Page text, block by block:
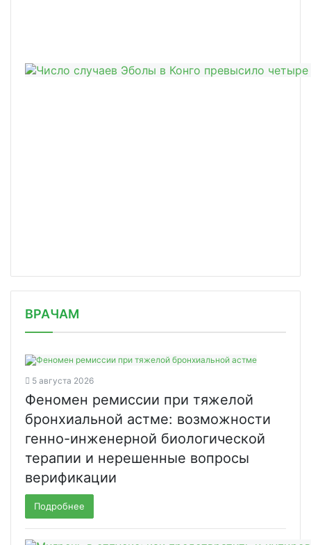
ВРАЧАМ
5 августа 2026
Феномен ремиссии при тяжелой
бронхиальной астме: возможности
генно-инженерной биологической
терапии и нерешенные вопросы
верификации
Подробнее